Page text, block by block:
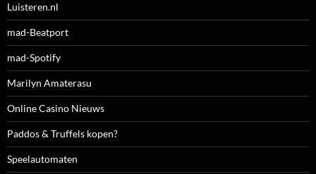
Luisteren.nl
mad-Beatport
mad-Spotify
Marilyn Amaterasu
Online Casino Nieuws
Paddos & Truffels kopen?
Speelautomaten